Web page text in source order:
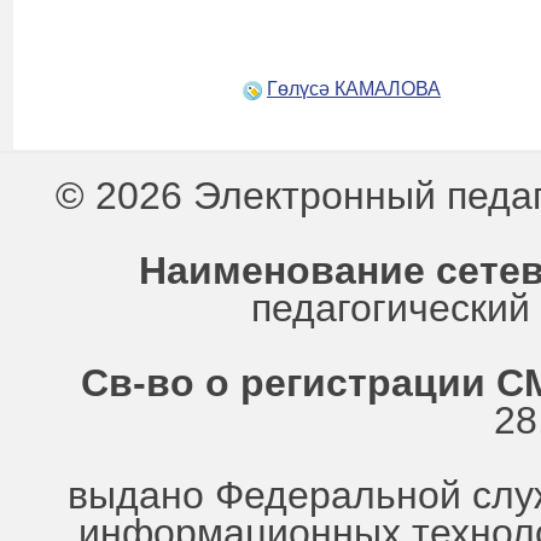
Гөлүсә КАМАЛОВА
© 2026 Электронный
Наименование
Св-во о регистрации
выдано Федеральной